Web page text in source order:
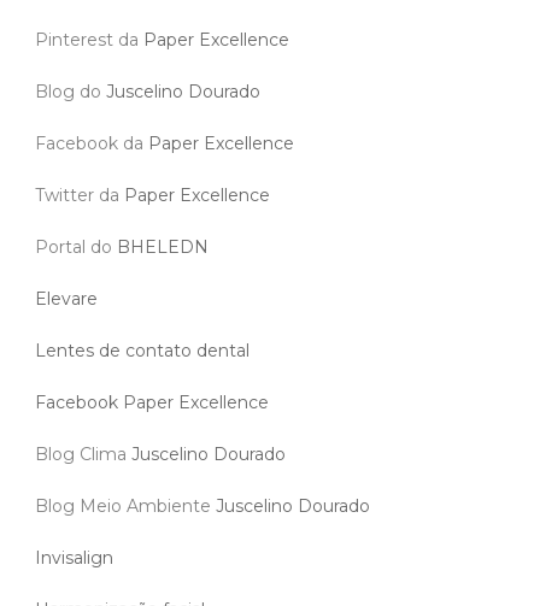
Pinterest da Paper Excellence
Blog do Juscelino Dourado
Facebook da Paper Excellence
Twitter da Paper Excellence
Portal do BHELEDN
Elevare
Lentes de contato dental
Facebook Paper Excellence
Blog Clima Juscelino Dourado
Blog Meio Ambiente Juscelino Dourado
Invisalign